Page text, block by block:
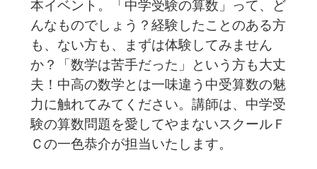
本イベント。「中学受験の算数」って、ど
んなものでしょう？経験したことのある方
も、ない方も、まずは体験してみません
か？「数学は苦手だった」という方も大丈
夫！中高の数学とは一味違う中受算数の魅
力に触れてみてください。講師は、中学受
験の算数問題を愛してやまないスクールＦ
Ｃの一色恭介が担当いたします。